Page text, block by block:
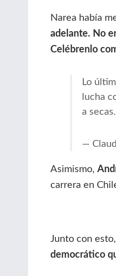
Narea había
adelante. No
Celébrenlo
Lo
lucha
a secas.
—
Asimismo,
carrera en
Junto con
democrático